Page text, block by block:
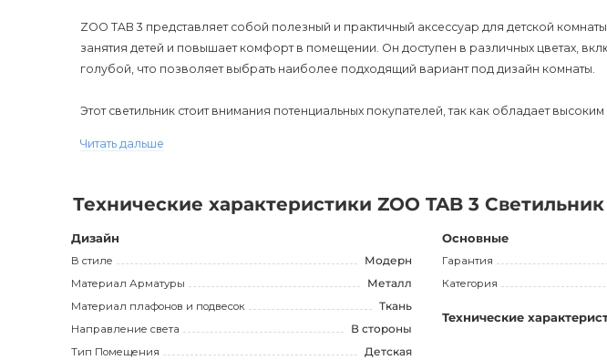
ZOO TAB 3 представляет собой полезный и практичный аксессуар для детской
занятия детей и повышает комфорт в помещении. Он доступен в различных цветах,
голубой, что позволяет выбрать наиболее подходящий вариант под дизайн комнаты.
Этот светильник стоит внимания потенциальных покупателей, так как обладает высоким
надежности и безопасности этого продукта.
Хорошо оптимизированное описание для поисковых систем и привлекательное для
помогут преуспеть в продвижении товара и привлечении внимания целевой
Читать дальше
Технические характеристики ZOO TAB 3
Дизайн
В стиле
Модерн
Материал Арматуры
Металл
Материал плафонов и подвесок
Ткань
Направление света
В стороны
Тип Помещения
Детская
Основные
Гарантия
Категория
Технические